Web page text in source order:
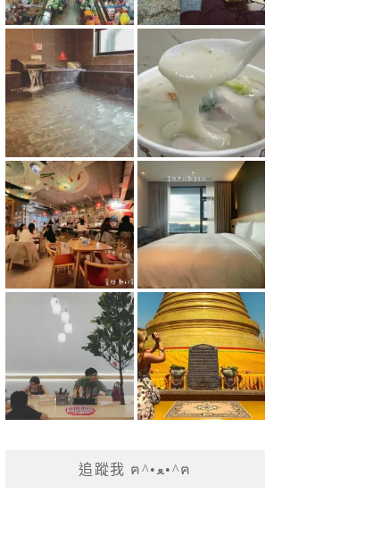
追蹤我 ฅ^•ﻌ•^ฅ